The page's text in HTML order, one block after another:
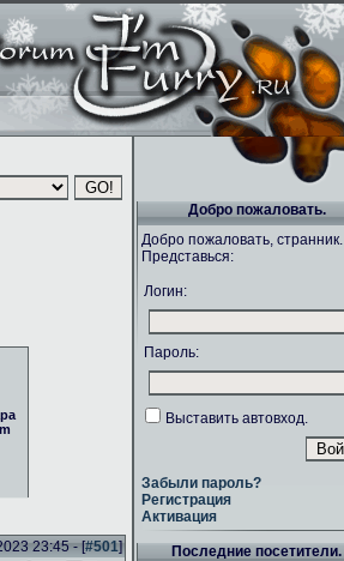
23:45 - [#501]
Добро пожаловать.
Добро пожаловать, странник.
Представься:
Логин:
Пароль:
Выставить автовход.
Забыли пароль?
Регистрация
Активация
Последние посетители.